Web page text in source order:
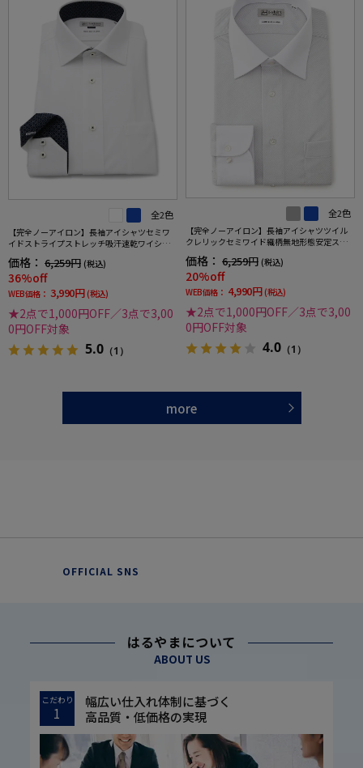
全2色
【完全ノーアイロン】長袖アイシャツセミワ
イドストライプストレッチ吸汗速乾ワイシャ
ツi-shirt通年
価格： 6,259円 (税込)
36%off
WEB価格： 3,990円 (税込)
★2点で1,000円OFF／3点で3,00
0円OFF対象
5.0 （1）
全2色
【完全ノーアイロン】長袖アイシャツツイル
クレリックセミワイド織柄無地形態安定スト
レッチ吸汗速乾ニット素材ワイシャツ通年
価格： 6,259円 (税込)
20%off
WEB価格： 4,990円 (税込)
★2点で1,000円OFF／3点で3,00
0円OFF対象
4.0 （1）
more
OFFICIAL SNS
はるやまについて
ABOUT US
こだわり
1
幅広い仕入れ体制に基づく
高品質・低価格の実現